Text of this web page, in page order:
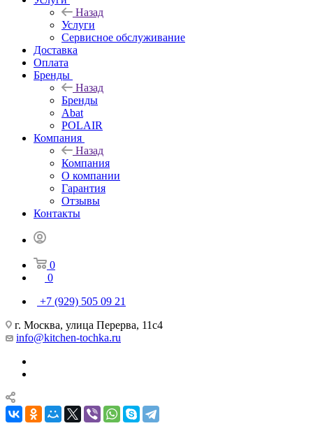
Назад
Услуги
Сервисное обслуживание
Доставка
Оплата
Бренды
Назад
Бренды
Abat
POLAIR
Компания
Назад
Компания
О компании
Гарантия
Отзывы
Контакты
0
0
+7 (929) 505 09 21
г. Москва, улица Перерва, 11с4
info@kitchen-tochka.ru